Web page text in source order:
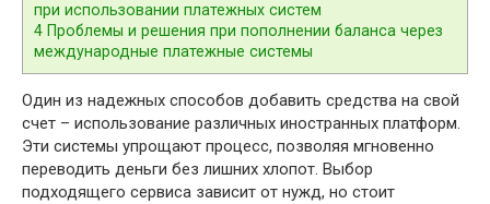
при использовании платежных систем
4 Проблемы и решения при пополнении баланса через
международные платежные системы
Один из надежных способов добавить средства на свой
счет – использование различных иностранных платформ.
Эти системы упрощают процесс, позволяя мгновенно
переводить деньги без лишних хлопот. Выбор
подходящего сервиса зависит от нужд, но стоит